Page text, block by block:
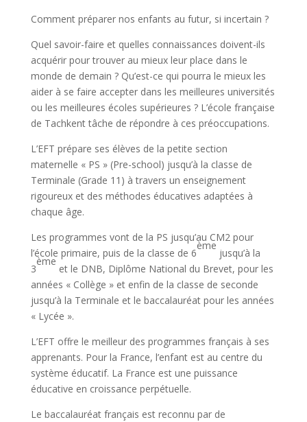
Comment préparer nos enfants au futur, si incertain ?
Quel savoir-faire et quelles connaissances doivent-ils
acquérir pour trouver au mieux leur place dans le
monde de demain ? Qu’est-ce qui pourra le mieux les
aider à se faire accepter dans les meilleures universités
ou les meilleures écoles supérieures ? L’école française
de Tachkent tâche de répondre à ces préoccupations.
L’EFT prépare ses élèves de la petite section
maternelle « PS » (Pre-school) jusqu’à la classe de
Terminale (Grade 11) à travers un enseignement
rigoureux et des méthodes éducatives adaptées à
chaque âge.
Les programmes vont de la PS jusqu’au CM2 pour
l’école primaire, puis de la classe de 6
ème
jusqu’à la
3
ème
et le DNB, Diplôme National du Brevet, pour les
années « Collège » et enfin de la classe de seconde
jusqu’à la Terminale et le baccalauréat pour les années
« Lycée ».
L’EFT offre le meilleur des programmes français à ses
apprenants. Pour la France, l’enfant est au centre du
système éducatif. La France est une puissance
éducative en croissance perpétuelle.
Le baccalauréat français est reconnu par de